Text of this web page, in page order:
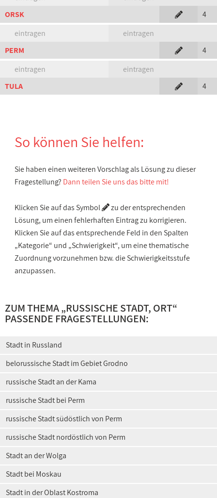
ORSK
4
eintragen
eintragen
PERM
4
eintragen
eintragen
TULA
4
So können Sie helfen:
Sie haben einen weiteren Vorschlag als Lösung zu dieser
Fragestellung? Dann teilen Sie uns das bitte mit!
Klicken Sie auf das Symbol
zu der entsprechenden
Lösung, um einen fehlerhaften Eintrag zu korrigieren.
Klicken Sie auf das entsprechende Feld in den Spalten
„Kategorie“ und „Schwierigkeit“, um eine thematische
Zuordnung vorzunehmen bzw. die Schwierigkeitsstufe
anzupassen.
ZUM THEMA „RUSSISCHE STADT, ORT“
PASSENDE FRAGESTELLUNGEN:
Stadt in Russland
belorussische Stadt im Gebiet Grodno
russische Stadt an der Kama
russische Stadt bei Perm
russische Stadt südöstlich von Perm
russische Stadt nordöstlich von Perm
Stadt an der Wolga
Stadt bei Moskau
Stadt in der Oblast Kostroma